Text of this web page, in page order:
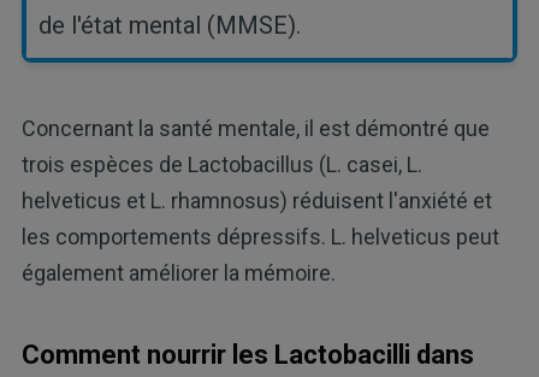
de l'état mental (MMSE).
Concernant la santé mentale, il est démontré que
trois espèces de Lactobacillus (L. casei, L.
helveticus et L. rhamnosus) réduisent l'anxiété et
les comportements dépressifs. L. helveticus peut
également améliorer la mémoire.
Comment nourrir les Lactobacilli dans